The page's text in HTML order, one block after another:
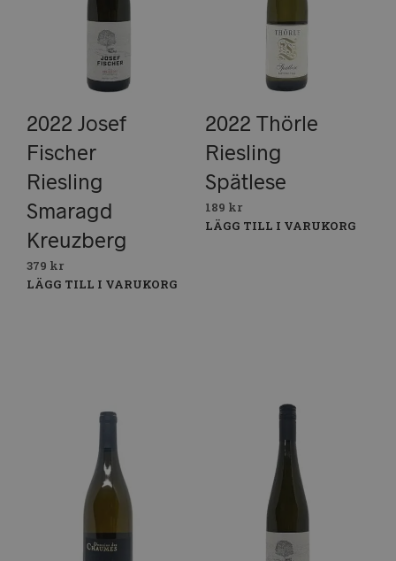
2022 Josef
Fischer
Riesling
Smaragd
Kreuzberg
379 kr
LÄGG TILL I VARUKORG
2022 Thörle
Riesling
Spätlese
189 kr
LÄGG TILL I VARUKORG